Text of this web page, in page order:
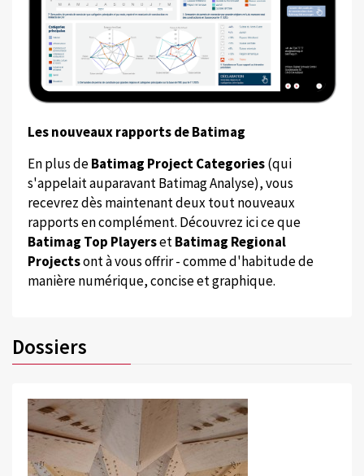
Les nouveaux rapports de Batimag
En plus deBatimag Project Categories(qui
s'appelait auparavant Batimag Analyse), vous
recevrez dès maintenant deux tout nouveaux
rapports en complément. Découvrez ici ce que
Batimag Top PlayersetBatimag Regional
Projectsont à vous offrir - comme d'habitude de
manière numérique, concise et graphique.
Dossiers